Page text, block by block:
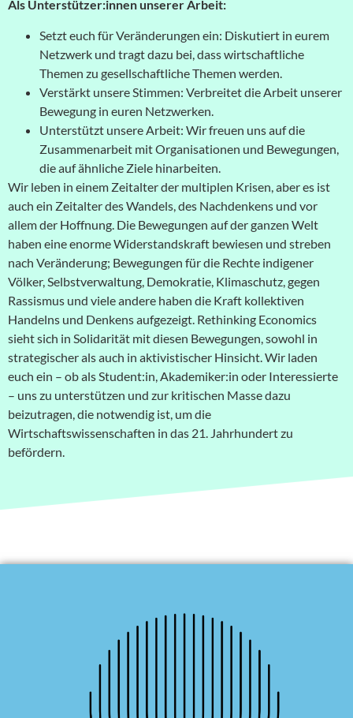
Als Unterstützer:innen unserer Arbeit:
Setzt euch für Veränderungen ein: Diskutiert in eurem
Netzwerk und tragt dazu bei, dass wirtschaftliche
Themen zu gesellschaftliche Themen werden.
Verstärkt unsere Stimmen: Verbreitet die Arbeit unserer
Bewegung in euren Netzwerken.
Unterstützt unsere Arbeit: Wir freuen uns auf die
Zusammenarbeit mit Organisationen und Bewegungen,
die auf ähnliche Ziele hinarbeiten.
Wir leben in einem Zeitalter der multiplen Krisen, aber es ist
auch ein Zeitalter des Wandels, des Nachdenkens und vor
allem der Hoffnung. Die Bewegungen auf der ganzen Welt
haben eine enorme Widerstandskraft bewiesen und streben
nach Veränderung; Bewegungen für die Rechte indigener
Völker, Selbstverwaltung, Demokratie, Klimaschutz, gegen
Rassismus und viele andere haben die Kraft kollektiven
Handelns und Denkens aufgezeigt. Rethinking Economics
sieht sich in Solidarität mit diesen Bewegungen, sowohl in
strategischer als auch in aktivistischer Hinsicht. Wir laden
euch ein – ob als Student:in, Akademiker:in oder Interessierte
– uns zu unterstützen und zur kritischen Masse dazu
beizutragen, die notwendig ist, um die
Wirtschaftswissenschaften in das 21. Jahrhundert zu
befördern.